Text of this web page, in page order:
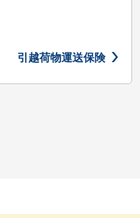
引越荷物運送保険